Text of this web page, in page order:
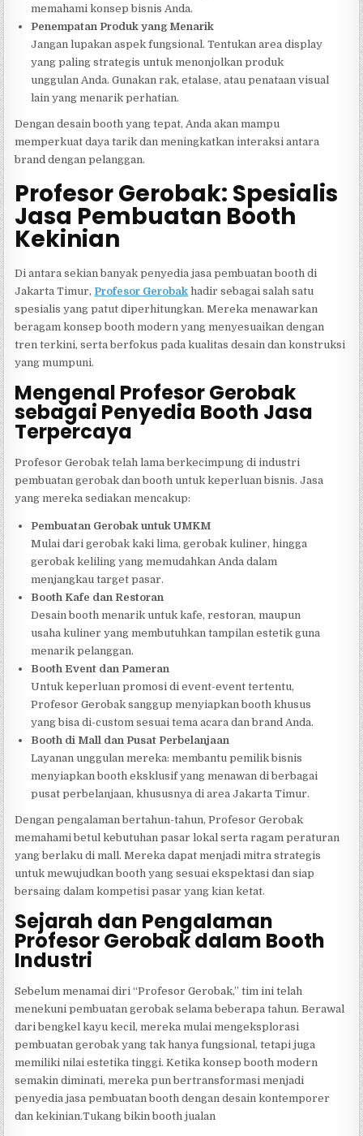
memahami konsep bisnis Anda.
Penempatan Produk yang Menarik
Jangan lupakan aspek fungsional. Tentukan area display
yang paling strategis untuk menonjolkan produk
unggulan Anda. Gunakan rak, etalase, atau penataan visual
lain yang menarik perhatian.
Dengan desain booth yang tepat, Anda akan mampu
memperkuat daya tarik dan meningkatkan interaksi antara
brand dengan pelanggan.
Profesor Gerobak: Spesialis
Jasa Pembuatan Booth
Kekinian
Di antara sekian banyak penyedia jasa pembuatan booth di
Jakarta Timur, Profesor Gerobak hadir sebagai salah satu
spesialis yang patut diperhitungkan. Mereka menawarkan
beragam konsep booth modern yang menyesuaikan dengan
tren terkini, serta berfokus pada kualitas desain dan konstruksi
yang mumpuni.
Mengenal Profesor Gerobak
sebagai Penyedia Booth Jasa
Terpercaya
Profesor Gerobak telah lama berkecimpung di industri
pembuatan gerobak dan booth untuk keperluan bisnis. Jasa
yang mereka sediakan mencakup:
Pembuatan Gerobak untuk UMKM
Mulai dari gerobak kaki lima, gerobak kuliner, hingga
gerobak keliling yang memudahkan Anda dalam
menjangkau target pasar.
Booth Kafe dan Restoran
Desain booth menarik untuk kafe, restoran, maupun
usaha kuliner yang membutuhkan tampilan estetik guna
menarik pelanggan.
Booth Event dan Pameran
Untuk keperluan promosi di event-event tertentu,
Profesor Gerobak sanggup menyiapkan booth khusus
yang bisa di-custom sesuai tema acara dan brand Anda.
Booth di Mall dan Pusat Perbelanjaan
Layanan unggulan mereka: membantu pemilik bisnis
menyiapkan booth eksklusif yang menawan di berbagai
pusat perbelanjaan, khususnya di area Jakarta Timur.
Dengan pengalaman bertahun-tahun, Profesor Gerobak
memahami betul kebutuhan pasar lokal serta ragam peraturan
yang berlaku di mall. Mereka dapat menjadi mitra strategis
untuk mewujudkan booth yang sesuai ekspektasi dan siap
bersaing dalam kompetisi pasar yang kian ketat.
Sejarah dan Pengalaman
Profesor Gerobak dalam Booth
Industri
Sebelum menamai diri “Profesor Gerobak,” tim ini telah
menekuni pembuatan gerobak selama beberapa tahun. Berawal
dari bengkel kayu kecil, mereka mulai mengeksplorasi
pembuatan gerobak yang tak hanya fungsional, tetapi juga
memiliki nilai estetika tinggi. Ketika konsep booth modern
semakin diminati, mereka pun bertransformasi menjadi
penyedia jasa pembuatan booth dengan desain kontemporer
dan kekinian.Tukang bikin booth jualan